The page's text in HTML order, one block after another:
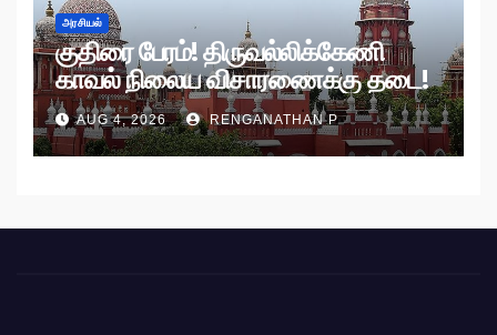
அரசியல்
குதிரை பேரம்! திருவல்லிக்கேணி
காவல் நிலைய விசாரணைக்கு தடை!
AUG 4, 2026 RENGANATHAN P